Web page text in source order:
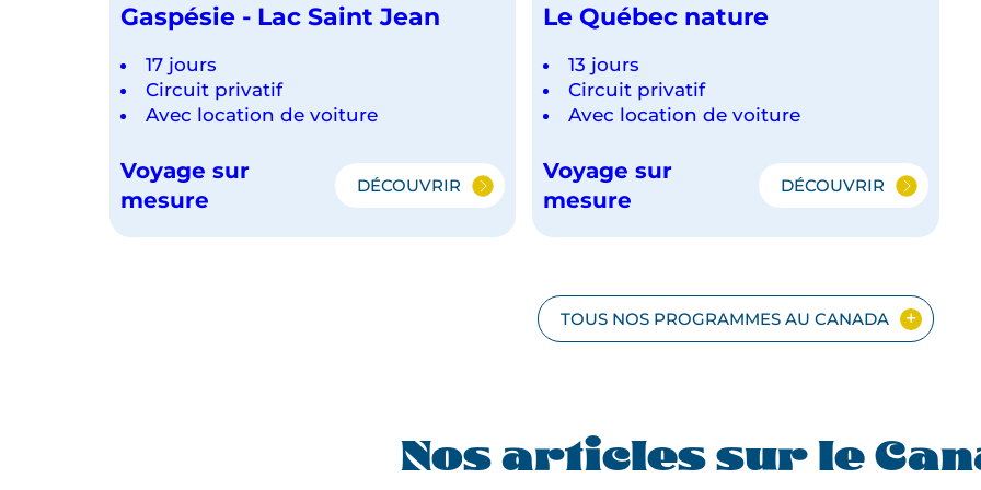
Gaspésie - Lac Saint Jean
17 jours
Circuit privatif
Avec location de voiture
Voyage sur
mesure
DÉCOUVRIR
GASPÉSIE
LAC
Le Québec nature
13 jours
Circuit privatif
Avec location de voiture
Voyage sur
mesure
DÉCOUVRIR
LE
NATURE
TOUS NOS PROGRAMMES AU CANADA
Nos articles sur le